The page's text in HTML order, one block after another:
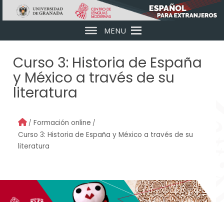
Skip to main content
MENU
Curso 3: Historia de España
y México a través de su
literatura
Formación online
Curso 3: Historia de España y México a través de su
literatura